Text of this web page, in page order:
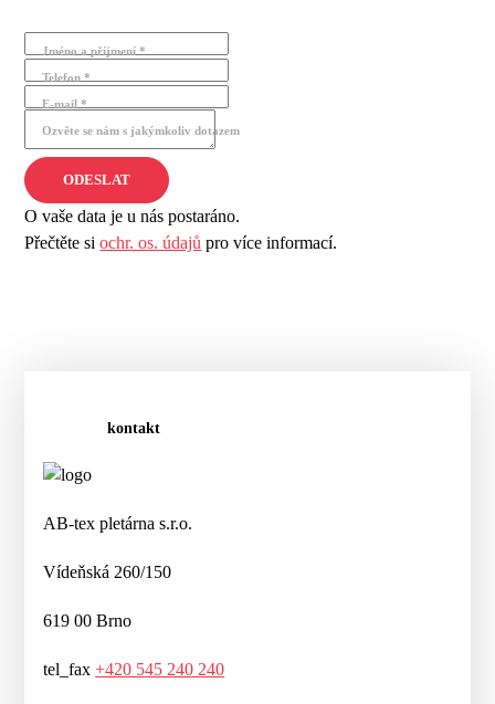
Jméno a příjmení *
Telefon *
E-mail *
Ozvěte se nám s jakýmkoliv dotazem
O vaše data je u nás postaráno.
Přečtěte siochr. os. údajů pro více informací.
kontakt
AB-tex pletárna s.r.o.
Vídeňská 260/150
619 00 Brno
tel_fax+420 545 240 240